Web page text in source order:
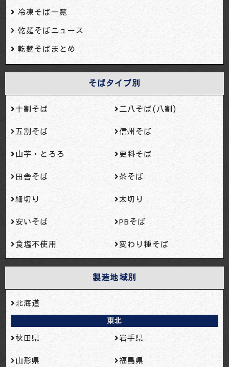
冷凍そば一覧
乾麺そばニュース
乾麺そばまとめ
そばタイプ別
十割そば 二八そば(八割)
五割そば 信州そば
山芋・とろろ 更科そば
田舎そば 茶そば
細切り 太切り
安いそば PBそば
食塩不使用 変わり種そば
製造地域別
北海道
東北
秋田県 岩手県
山形県 福島県